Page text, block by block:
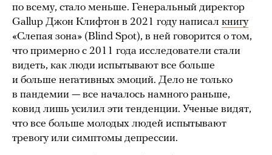
по всему, стало меньше. Генеральный директор
Gallup Джон Клифтон в 2021 году написал книгу
«Слепая зона» (Blind Spot), в ней говорится о том,
что примерно с 2011 года исследователи стали
видеть, как люди испытывают все больше
и больше негативных эмоций. Дело не только
в пандемии — все началось намного раньше,
ковид лишь усилил эти тенденции. Ученые видят,
что все больше молодых людей испытывают
тревогу или симптомы депрессии.